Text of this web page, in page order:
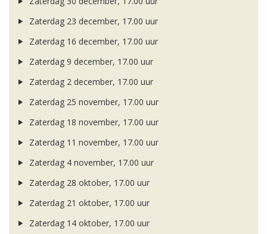
Zaterdag 23 december, 17.00 uur
Zaterdag 16 december, 17.00 uur
Zaterdag 9 december, 17.00 uur
Zaterdag 2 december, 17.00 uur
Zaterdag 25 november, 17.00 uur
Zaterdag 18 november, 17.00 uur
Zaterdag 11 november, 17.00 uur
Zaterdag 4 november, 17.00 uur
Zaterdag 28 oktober, 17.00 uur
Zaterdag 21 oktober, 17.00 uur
Zaterdag 14 oktober, 17.00 uur